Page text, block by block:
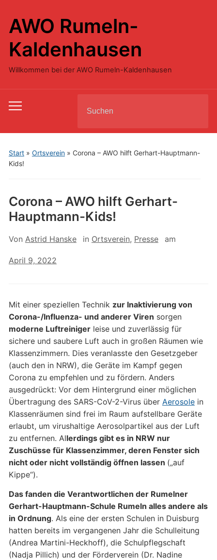
AWO Rumeln-
Kaldenhausen
Willkommen bei der AWO Rumeln-Kaldenhausen
Toggle
menu
for:
Start» Ortsverein» Corona – AWO hilft Gerhart-Hauptmann-
Kids!
Corona – AWO hilft Gerhart-
Hauptmann-Kids!
Von Astrid Hanske in Ortsverein, Presse am
April 9, 2022
Mit einer speziellen Technik zur Inaktivierung von
Corona-/Influenza- und anderer Viren sorgen
moderne Luftreinigerleise und zuverlässig für
sichere und saubere Luft auch in großen Räumen wie
Klassenzimmern. Dies veranlasste den Gesetzgeber
(auch den in NRW), die Geräte im Kampf gegen
Corona zu empfehlen und zu fördern. Anders
ausgedrückt: Vor dem Hintergrund einer möglichen
Übertragung des SARS-CoV-2-Virus über ⁠ Aerosole⁠ in
Klassenräumen sind frei im Raum aufstellbare Geräte
erlaubt, um virushaltige Aerosolpartikel aus der Luft
zu entfernen. Allerdings gibt es in NRW nur
Zuschüsse für Klassenzimmer, deren Fenster sich
nicht oder nicht vollständig öffnen lassen („auf
Kippe“).
Das fanden die Verantwortlichen der Rumelner
Gerhart-Hauptmann-Schule Rumeln alles andere als
in Ordnung. Als eine der ersten Schulen in Duisburg
hatten bereits im vergangenen Jahr die Schulleitung
(Andrea Martini-Heckhoff), die Schulpflegschaft
(Nadja Pillich) und der Förderverein (Dr. Nadine